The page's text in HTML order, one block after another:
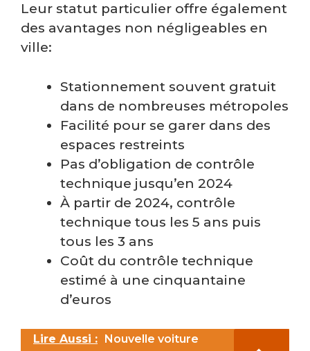
Leur statut particulier offre également
des avantages non négligeables en
ville:
Stationnement souvent gratuit
dans de nombreuses métropoles
Facilité pour se garer dans des
espaces restreints
Pas d’obligation de contrôle
technique jusqu’en 2024
À partir de 2024, contrôle
technique tous les 5 ans puis
tous les 3 ans
Coût du contrôle technique
estimé à une cinquantaine
d’euros
Lire Aussi :
Nouvelle voiture